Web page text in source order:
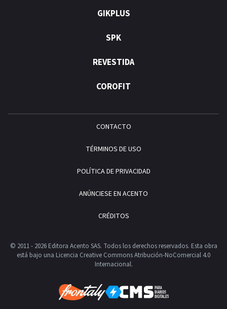
GIKPLUS
SPK
REVESTIDA
COROFIT
CONTACTO
TÉRMINOS DE USO
POLÍTICA DE PRIVACIDAD
ANÚNCIESE EN ACENTO
CRÉDITOS
© 2011 - 2026 Editora Acento SAS. Todos los derechos reservados. Esta obra
está bajo una Licencia Creative Commons Atribución-NoComercial 4.0
Internacional.